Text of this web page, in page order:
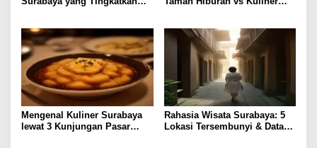
Mengenal Kuliner Surabaya
lewat 3 Kunjungan Pasar
Rahasia Wisata Surabaya: 5
Lokasi Tersembunyi & Data